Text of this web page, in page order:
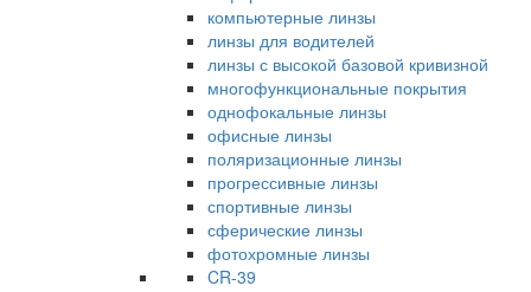
компьютерные линзы
линзы для водителей
линзы с высокой базовой кривизной
многофункциональные покрытия
однофокальные линзы
офисные линзы
поляризационные линзы
прогрессивные линзы
спортивные линзы
сферические линзы
фотохромные линзы
CR-39